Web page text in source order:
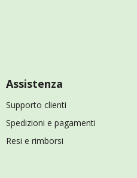
Assistenza
Supporto clienti
Spedizioni e pagamenti
Resi e rimborsi